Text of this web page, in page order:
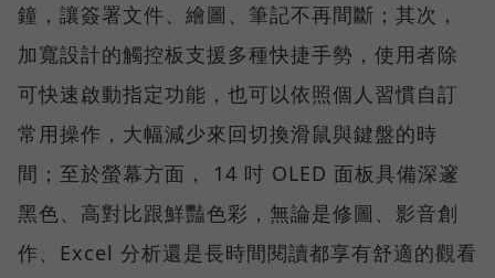
鐘，讓簽署文件、繪圖、筆記不再間斷；其次，
加寬設計的觸控板支援多種快捷手勢，使用者除
可快速啟動指定功能，也可以依照個人習慣自訂
常用操作，大幅減少來回切換滑鼠與鍵盤的時
間；至於螢幕方面， 14 吋 OLED 面板具備深邃
黑色、高對比跟鮮豔色彩，無論是修圖、影音創
作、Excel 分析還是長時間閱讀都享有舒適的觀看